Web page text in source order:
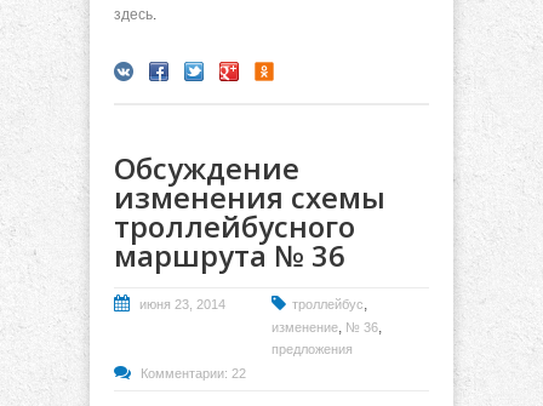
здесь.
Обсуждение
изменения схемы
троллейбусного
маршрута № 36
июня 23, 2014 троллейбус,
изменение, № 36,
предложения
Комментарии: 22